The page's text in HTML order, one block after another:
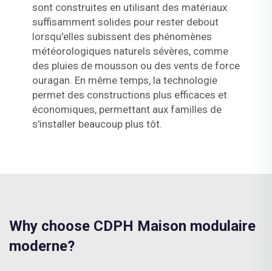
sont construites en utilisant des matériaux
suffisamment solides pour rester debout
lorsqu'elles subissent des phénomènes
météorologiques naturels sévères, comme
des pluies de mousson ou des vents de force
ouragan. En même temps, la technologie
permet des constructions plus efficaces et
économiques, permettant aux familles de
s'installer beaucoup plus tôt.
Why choose CDPH Maison modulaire
moderne?